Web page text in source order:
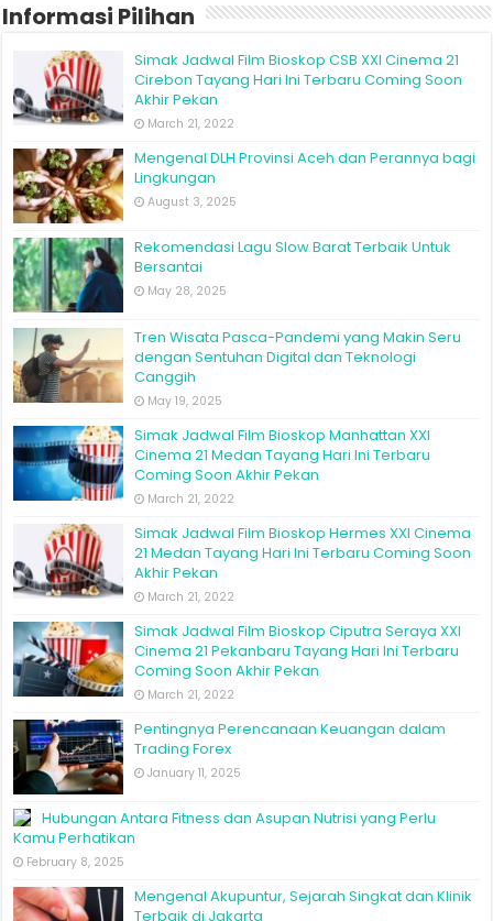
Informasi Pilihan
Simak Jadwal Film Bioskop CSB XXI Cinema 21
Cirebon Tayang Hari Ini Terbaru Coming Soon
Akhir Pekan
March 21, 2022
Mengenal DLH Provinsi Aceh dan Perannya bagi
Lingkungan
August 3, 2025
Rekomendasi Lagu Slow Barat Terbaik Untuk
Bersantai
May 28, 2025
Tren Wisata Pasca-Pandemi yang Makin Seru
dengan Sentuhan Digital dan Teknologi
Canggih
May 19, 2025
Simak Jadwal Film Bioskop Manhattan XXI
Cinema 21 Medan Tayang Hari Ini Terbaru
Coming Soon Akhir Pekan
March 21, 2022
Simak Jadwal Film Bioskop Hermes XXI Cinema
21 Medan Tayang Hari Ini Terbaru Coming Soon
Akhir Pekan
March 21, 2022
Simak Jadwal Film Bioskop Ciputra Seraya XXI
Cinema 21 Pekanbaru Tayang Hari Ini Terbaru
Coming Soon Akhir Pekan
March 21, 2022
Pentingnya Perencanaan Keuangan dalam
Trading Forex
January 11, 2025
Hubungan Antara Fitness dan Asupan Nutrisi yang Perlu
Kamu Perhatikan
February 8, 2025
Mengenal Akupuntur, Sejarah Singkat dan Klinik
Terbaik di Jakarta